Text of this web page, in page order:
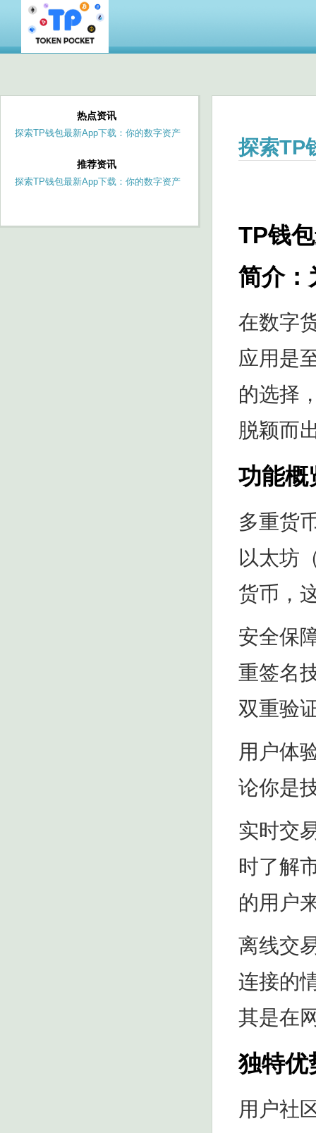
探索TP
TP钱
简介：
在数字
应用是
的选择
脱颖而
功能概
多重货
以太坊
货币，
安全保
重签名
双重验
用户体
论你是
实时交
时了解
的用户
离线交
连接的
其是在
独特优
用户社
热点资讯
探索TP钱包最新App下载：你的数字资产
推荐资讯
探索TP钱包最新App下载：你的数字资产